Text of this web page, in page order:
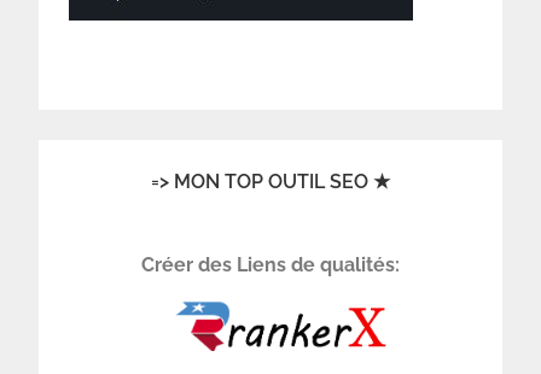
=> MON TOP OUTIL SEO ★
Créer des Liens de qualités: